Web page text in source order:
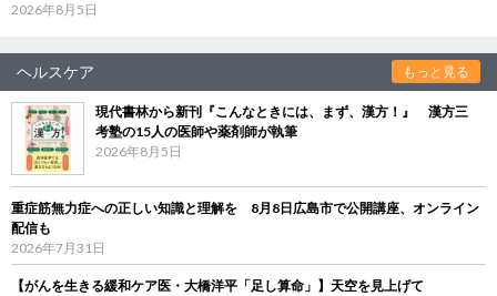
2026年8月5日
ヘルスケア もっと見る
現代書林から新刊『こんなときには、まず、漢方！』 漢方三
考塾の15人の医師や薬剤師が執筆
2026年8月5日
重症筋無力症への正しい知識と理解を 8月8日広島市で公開講座、オンライン
配信も
2026年7月31日
【がんを生きる緩和ケア医・大橋洋平「足し算命」】天空を見上げて